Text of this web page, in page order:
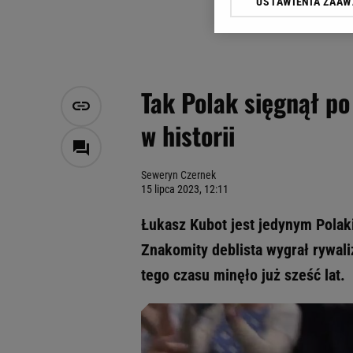
Tak Polak sięgnął
w historii
Seweryn Czernek
15 lipca 2023, 12:11
Łukasz Kubot jest jedynym
Znakomity deblista wygrał
tego czasu minęło już sześć lat.
Klikając „Akceptuję”
Zaufanych Partnerów i
My, nasi Zaufani
Użycie dokładnych